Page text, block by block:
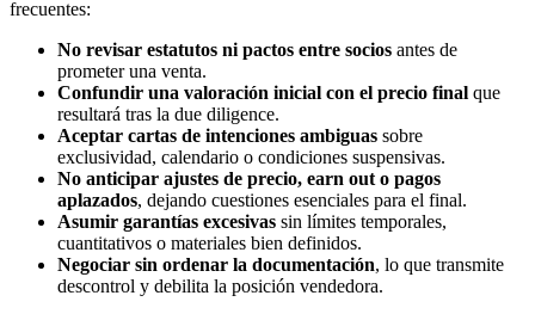
frecuentes:
No revisar estatutos ni pactos entre socios antes de
prometer una venta.
Confundir una valoración inicial con el precio final que
resultará tras la due diligence.
Aceptar cartas de intenciones ambiguas sobre
exclusividad, calendario o condiciones suspensivas.
No anticipar ajustes de precio, earn out o pagos
aplazados, dejando cuestiones esenciales para el final.
Asumir garantías excesivas sin límites temporales,
cuantitativos o materiales bien definidos.
Negociar sin ordenar la documentación, lo que transmite
descontrol y debilita la posición vendedora.